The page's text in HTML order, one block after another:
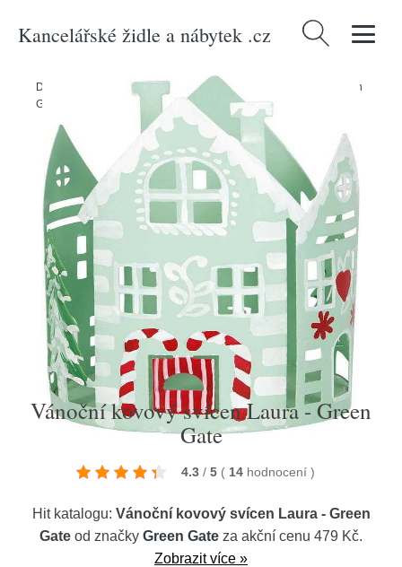
Kancelářské židle a nábytek .cz Vyhledávání
Domů Dekorace
Vánoční kovový svícen Laura - Green
Gate
Vánoční kovový svícen Laura - Green
Gate
4.3 / 5 ( 14 hodnocení )
Hit katalogu: Vánoční kovový svícen Laura - Green
Gate od značky Green Gate za akční cenu 479 Kč.
Zobrazit více »